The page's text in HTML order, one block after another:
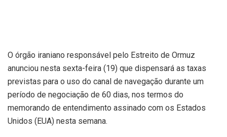
O órgão iraniano responsável pelo Estreito de Ormuz
anunciou nesta sexta-feira (19) que dispensará as taxas
previstas para o uso do canal de navegação durante um
período de negociação de 60 dias, nos termos do
memorando de entendimento assinado com os Estados
Unidos (EUA) nesta semana.